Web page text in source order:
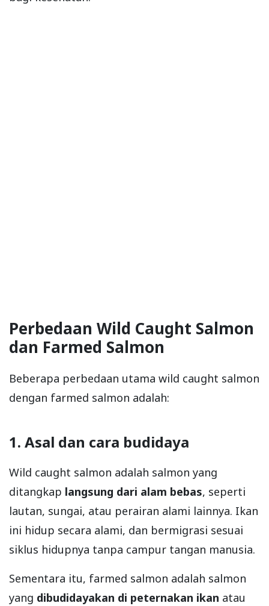
Perbedaan Wild Caught Salmon
dan Farmed Salmon
Beberapa perbedaan utama wild caught salmon
dengan farmed salmon adalah:
1. Asal dan cara budidaya
Wild caught salmon adalah salmon yang
ditangkap langsung dari alam bebas, seperti
lautan, sungai, atau perairan alami lainnya. Ikan
ini hidup secara alami, dan bermigrasi sesuai
siklus hidupnya tanpa campur tangan manusia.
Sementara itu, farmed salmon adalah salmon
yang dibudidayakan di peternakan ikan atau